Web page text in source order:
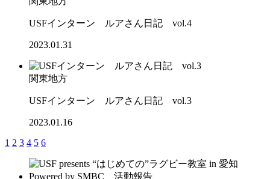
USFインターン ルアさん日記 vol.4
2023.01.31
関東地方
USFインターン ルアさん日記 vol.3
2023.01.16
1 2 3 4 5 6